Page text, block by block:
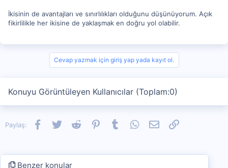
İkisinin de avantajları ve sınırlılıkları olduğunu düşünüyorum. Açık
fikirlilikle her ikisine de yaklaşmak en doğru yol olabilir.
Cevap yazmak için giriş yap yada kayıt ol.
Konuyu Görüntüleyen Kullanıcılar (Toplam:0)
Paylaş: Facebook
TwitterReddit PinterestTumblrWhatsApp
E-postaLink
Benzer konular